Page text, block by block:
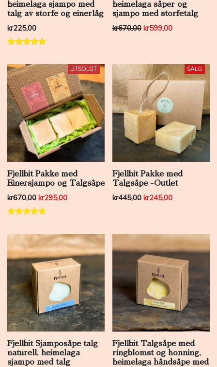
heimelaga sjampo med
talg av storfe og einerlåg
kr225,00
av 5
heimelaga såper og
sjampo med storfetalg
kr670,00Opprinnelig pris var:
kr599,00Nåværende
SALG
UTSOLGT
Fjellbit Pakke med
Einersjampo og Talgsåpe
kr670,00Opprinnelig pris var: kr670,00.
kr295,00Nåværende pris er: kr295,00.
av 5
SALG
Fjellbit Pakke med
Talgsåpe -Outlet
kr445,00Opprinnelig pris var:
kr245,00Nåværende
Fjellbit Sjamposåpe talg
naturell, heimelaga
sjampo med talg
Fjellbit Talgsåpe med
ringblomst og honning,
heimelaga håndsåpe med